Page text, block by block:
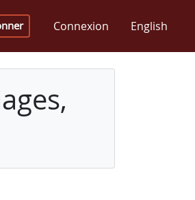
Connexion English